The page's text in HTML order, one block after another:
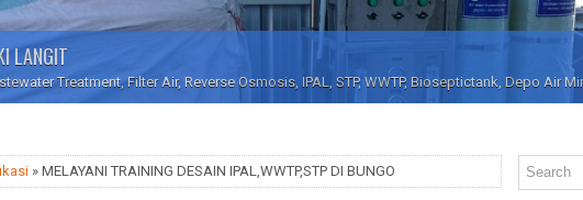
LANGIT
Treatment, Filter Air, Reverse Osmosis, IPAL, STP, WWTP, Bioseptictank, Depo Air
» MELAYANI TRAINING DESAIN IPAL,WWTP,STP DI BUNGO